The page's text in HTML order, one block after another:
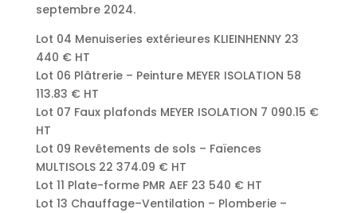
septembre 2024.
Lot 04 Menuiseries extérieures KLIEINHENNY 23
440 € HT
Lot 06 Plâtrerie – Peinture MEYER ISOLATION 58
113.83 € HT
Lot 07 Faux plafonds MEYER ISOLATION 7 090.15 €
HT
Lot 09 Revêtements de sols – Faïences
MULTISOLS 22 374.09 € HT
Lot 11 Plate-forme PMR AEF 23 540 € HT
Lot 13 Chauffage–Ventilation – Plomberie –